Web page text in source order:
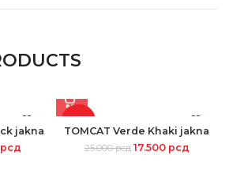
jakna
рсд
-30%
SOLD
TOMCAT Verde Khaki jakna
25.000рсд 17.500 рсд